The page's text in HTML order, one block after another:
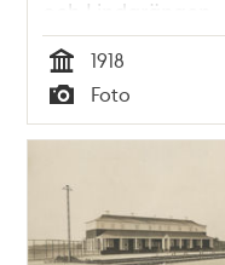
och Lindarängen.
Lokomotivkranar i
arbete.
Tid
1918
Typ
Foto